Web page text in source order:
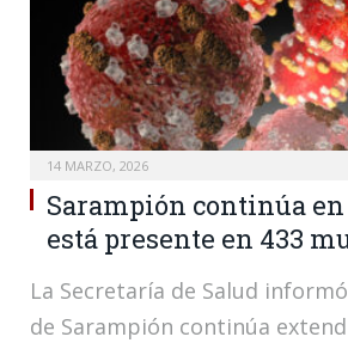
14 MARZO, 2026
Sarampión continúa
está presente en 433
La Secretaría de Salud
de Sarampión continúa